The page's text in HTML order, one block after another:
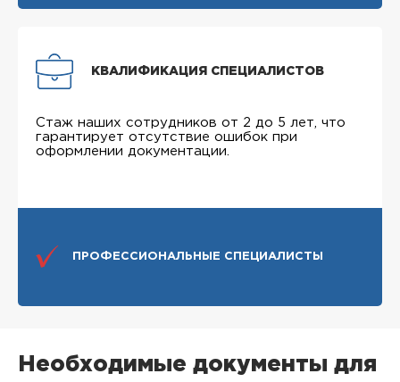
КВАЛИФИКАЦИЯ СПЕЦИАЛИСТОВ
Стаж наших сотрудников от 2 до 5 лет, что
гарантирует отсутствие ошибок при
оформлении документации.
ПРОФЕССИОНАЛЬНЫЕ СПЕЦИАЛИСТЫ
Необходимые документы для